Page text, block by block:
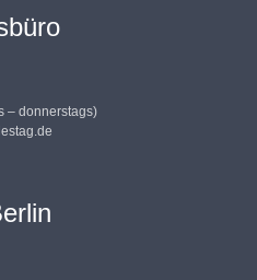
– donnerstags)